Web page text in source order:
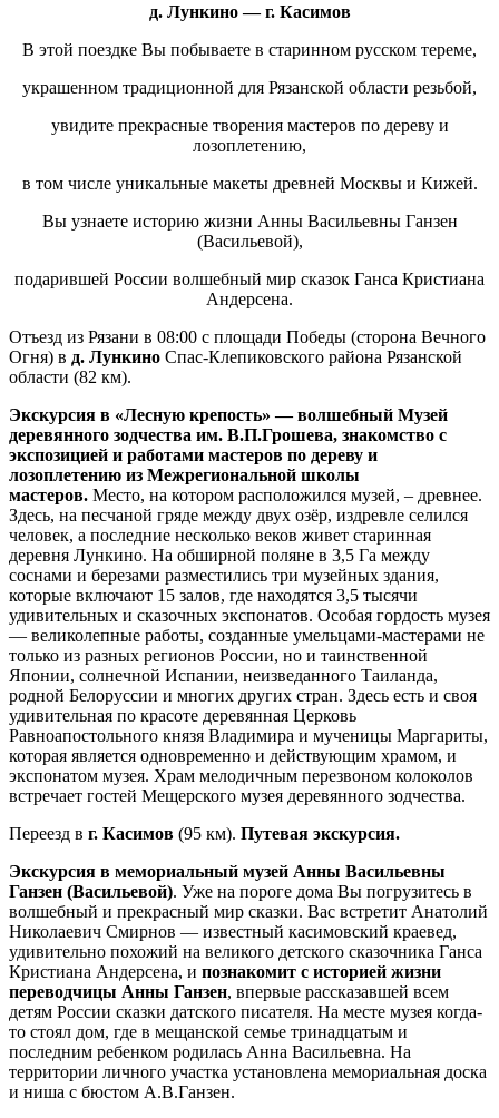
д. Лункино — г. Касимов
В этой поездке Вы побываете в старинном русском тереме,
украшенном традиционной для Рязанской области резьбой,
увидите прекрасные творения мастеров по дереву и
лозоплетению,
в том числе уникальные макеты древней Москвы и Кижей.
Вы узнаете историю жизни Анны Васильевны Ганзен
(Васильевой),
подарившей России волшебный мир сказок Ганса Кристиана
Андерсена.
Отъезд из Рязани в 08:00 с площади Победы (сторона Вечного
Огня) в д. Лункино Спас-Клепиковского района Рязанской
области (82 км).
Экскурсия в «Лесную крепость» — волшебный Музей
деревянного зодчества им. В.П.Грошева, знакомство с
экспозицией и работами мастеров по дереву и
лозоплетению из Межрегиональной школы
мастеров. Место, на котором расположился музей, – древнее.
Здесь, на песчаной гряде между двух озёр, издревле селился
человек, а последние несколько веков живет старинная
деревня Лункино. На обширной поляне в 3,5 Га между
соснами и березами разместились три музейных здания,
которые включают 15 залов, где находятся 3,5 тысячи
удивительных и сказочных экспонатов. Особая гордость музея
— великолепные работы, созданные умельцами-мастерами не
только из разных регионов России, но и таинственной
Японии, солнечной Испании, неизведанного Таиланда,
родной Белоруссии и многих других стран. Здесь есть и своя
удивительная по красоте деревянная Церковь
Равноапостольного князя Владимира и мученицы Маргариты,
которая является одновременно и действующим храмом, и
экспонатом музея. Храм мелодичным перезвоном колоколов
встречает гостей Мещерского музея деревянного зодчества.
Переезд в г. Касимов (95 км). Путевая экскурсия.
Экскурсия в мемориальный музей Анны Васильевны
Ганзен (Васильевой). Уже на пороге дома Вы погрузитесь в
волшебный и прекрасный мир сказки. Вас встретит Анатолий
Николаевич Смирнов — известный касимовский краевед,
удивительно похожий на великого детского сказочника Ганса
Кристиана Андерсена, и познакомит с историей жизни
переводчицы Анны Ганзен, впервые рассказавшей всем
детям России сказки датского писателя. На месте музея когда-
то стоял дом, где в мещанской семье тринадцатым и
последним ребенком родилась Анна Васильевна. На
территории личного участка установлена мемориальная доска
и ниша с бюстом А.В.Ганзен.